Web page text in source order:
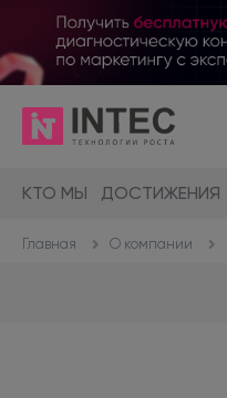
КТО МЫ ДОСТИЖЕНИЯ
Главная О компании